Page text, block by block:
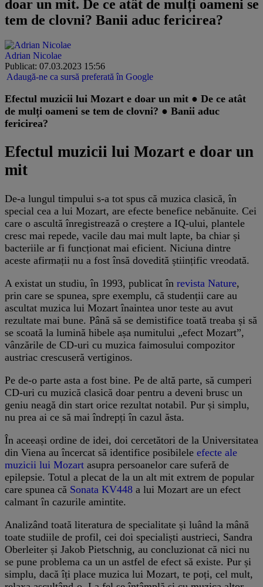
doar un mit. De ce atât de mulți oameni se
tem de clovni? Banii aduc fericirea?
Adrian Nicolae
Publicat: 07.03.2023 15:56
Adaugă-ne ca sursă preferată în Google
​Efectul muzicii lui Mozart e doar un mit ● De ce atât
de mulți oameni se tem de clovni? ● Banii aduc
fericirea?
Efectul muzicii lui Mozart e doar un
mit
De-a lungul timpului s-a tot spus că muzica clasică, în
special cea a lui Mozart, are efecte benefice nebănuite. Cei
care o ascultă înregistrează o creștere a IQ-ului, plantele
cresc mai repede, vacile dau mai mult lapte, ba chiar și
bacteriile ar fi funcționat mai eficient. Niciuna dintre
aceste afirmații nu a fost însă dovedită științific vreodată.
A existat un studiu, în 1993, publicat în revista Nature,
prin care se spunea, spre exemplu, că studenții care au
ascultat muzica lui Mozart înaintea unor teste au avut
rezultate mai bune. Până să se demistifice toată treaba și să
se scoată la lumină hibele așa numitului „efect Mozart”,
vânzările de CD-uri cu muzica faimosului compozitor
austriac crescuseră vertiginos.
Pe de-o parte asta a fost bine. Pe de altă parte, să cumperi
CD-uri cu muzică clasică doar pentru a deveni brusc un
geniu neagă din start orice rezultat notabil. Pur și simplu,
nu prea ai ce să mai îndrepți în cazul ăsta.
În aceeași ordine de idei, doi cercetători de la Universitatea
din Viena au încercat să identifice posibilele efecte ale
muzicii lui Mozart asupra persoanelor care suferă de
epilepsie. Totul a plecat de la un alt mit extrem de popular
care spunea că Sonata KV448 a lui Mozart are un efect
calmant în cazurile amintite.
Analizând toată literatura de specialitate și luând la mână
toate studiile de profil, cei doi specialiști austrieci, Sandra
Oberleiter și Jakob Pietschnig, au concluzionat că nici nu
se pune problema ca un un astfel de efect să existe. Pur și
simplu, dacă îți place muzica lui Mozart, te poți, cel mult,